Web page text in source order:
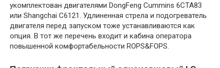
укомплектован двигателями DongFeng Cummins 6CTA83
или Shangchai C6121. Удлиненная стрела и подогреватель
двигателя перед запуском тоже устанавливаются как
опция. В тот же перечень входит и кабина оператора
повышенной комфортабельности ROPS&FOPS.